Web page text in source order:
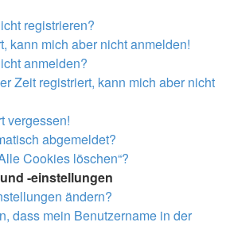
registrieren?
kann mich aber nicht anmelden!
anmelden?
Zeit registriert, kann mich aber nicht
vergessen!
abgemeldet?
Cookies löschen“?
-einstellungen
ändern?
dass mein Benutzername in der